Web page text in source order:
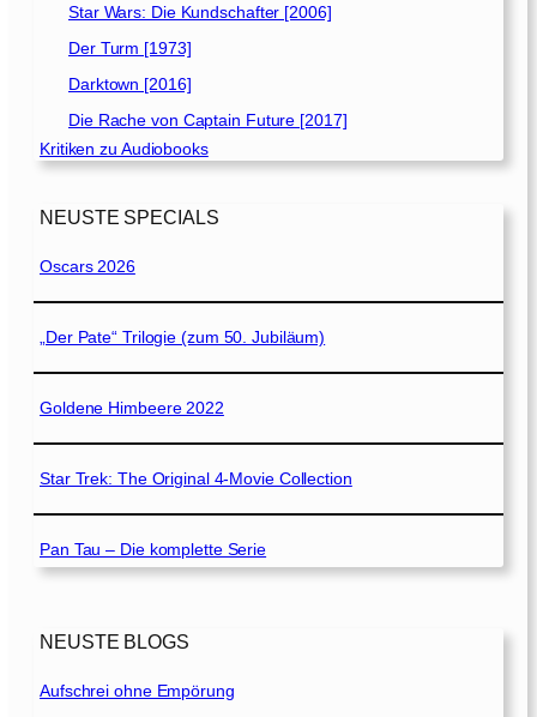
Star Wars: Die Kundschafter [2006]
Der Turm [1973]
Darktown [2016]
Die Rache von Captain Future [2017]
Kritiken zu Audiobooks
NEUSTE SPECIALS
Oscars 2026
„Der Pate“ Trilogie (zum 50. Jubiläum)
Goldene Himbeere 2022
Star Trek: The Original 4-Movie Collection
Pan Tau – Die komplette Serie
NEUSTE BLOGS
Aufschrei ohne Empörung